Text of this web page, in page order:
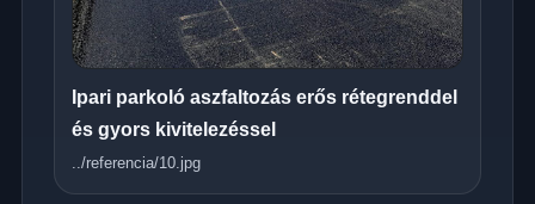
Ipari parkoló aszfaltozás erős rétegrenddel
és gyors kivitelezéssel
../referencia/10.jpg